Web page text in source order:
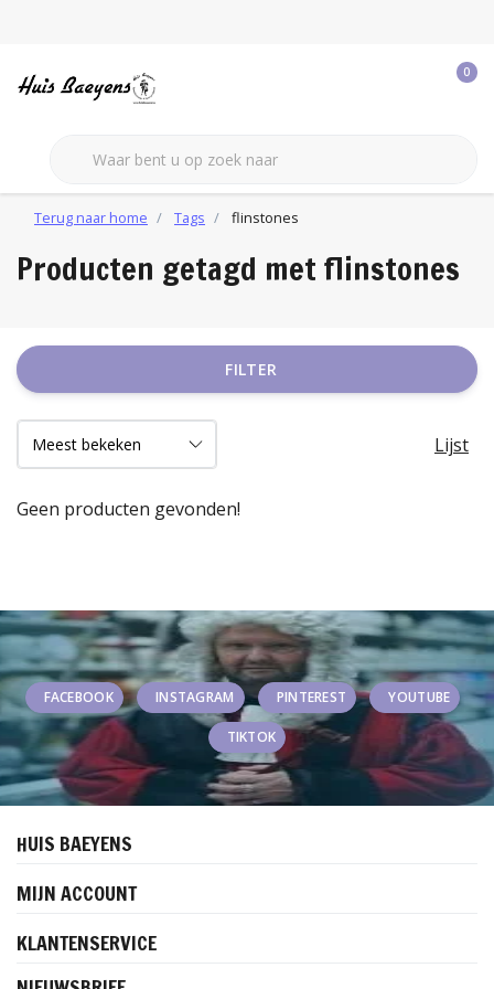
0
Terug naar home Tags flinstones
Producten getagd met flinstones
FILTER
Lijst
Geen producten gevonden!
FACEBOOK INSTAGRAM PINTEREST YOUTUBE
TIKTOK
HUIS BAEYENS
MIJN ACCOUNT
KLANTENSERVICE